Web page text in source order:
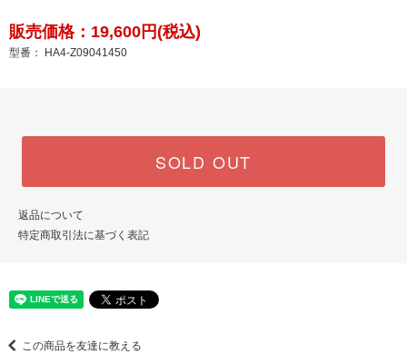
販売価格：19,600円(税込)
型番： HA4-Z09041450
SOLD OUT
返品について
特定商取引法に基づく表記
この商品を友達に教える